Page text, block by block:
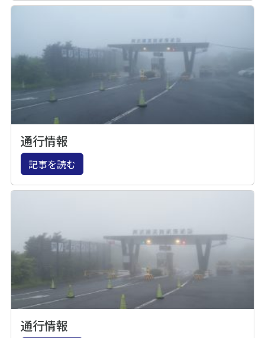
通行情報
記事を読む
通行情報